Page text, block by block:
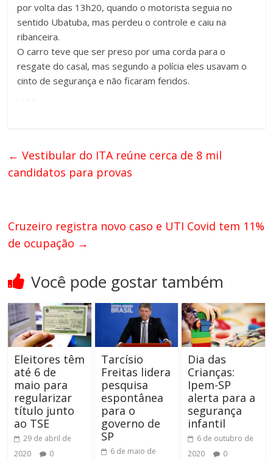
por volta das 13h20, quando o motorista seguia no
sentido Ubatuba, mas perdeu o controle e caiu na
ribanceira.
O carro teve que ser preso por uma corda para o
resgate do casal, mas segundo a polícia eles usavam o
cinto de segurança e não ficaram feridos.
← Vestibular do ITA reúne cerca de 8 mil
candidatos para provas
Cruzeiro registra novo caso e UTI Covid tem 11%
de ocupação →
Você pode gostar também
Eleitores têm
até 6 de
maio para
regularizar
título junto
ao TSE
29 de abril de
2020
0
Tarcísio
Freitas lidera
pesquisa
espontânea
para o
governo de
SP
6 de maio de
Dia das
Crianças:
Ipem-SP
alerta para a
segurança
infantil
6 de outubro de
2020
0